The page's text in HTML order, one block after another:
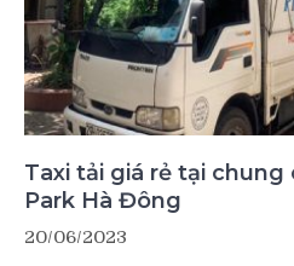
Taxi tải giá rẻ tại chung
Park Hà Đông
20/06/2023